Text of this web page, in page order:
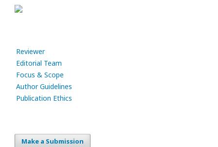
Reviewer
Editorial Team
Focus & Scope
Author Guidelines
Publication Ethics
Make a Submission